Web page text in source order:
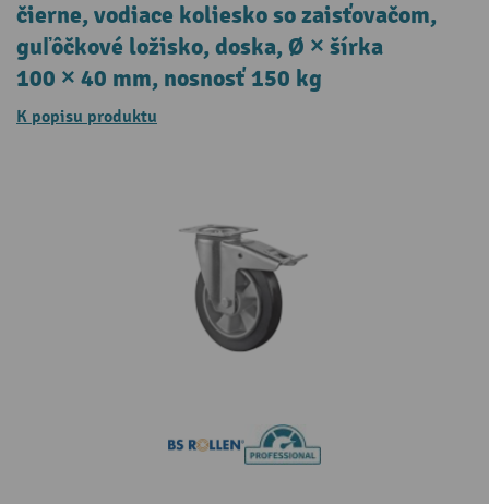
čierne, vodiace koliesko so zaisťovačom,
guľôčkové ložisko, doska, Ø × šírka
100 × 40 mm, nosnosť 150 kg
K popisu produktu